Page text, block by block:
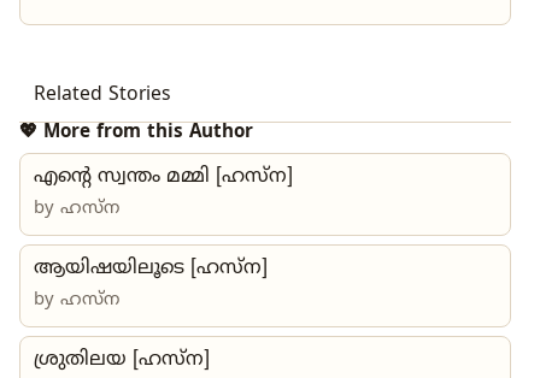
Related Stories
💖 More from this Author
എന്റെ സ്വന്തം മമ്മി [ഹസ്ന]
by ഹസ്ന
ആയിഷയിലൂടെ [ഹസ്ന]
by ഹസ്ന
ശ്രുതിലയ [ഹസ്ന]